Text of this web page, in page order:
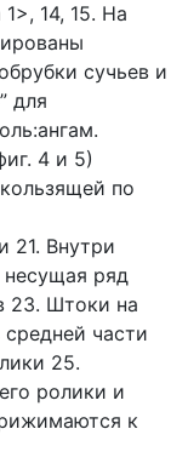
14, 15. На
сучьев и
для
4 и 5)
по
21. Внутри
ряд
23. Штоки на
части
25.
ролики и
к